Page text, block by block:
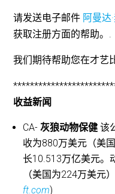
请发送电子邮件 阿曼达
获取注册方面的帮助。.
我们期待帮助您在才艺
收益新闻
CA-灰狼动物保健该
收为880万美元（美
长10.513万亿美元。
（美国为224万美元
ft.com)